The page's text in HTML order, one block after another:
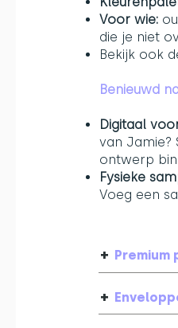
Voor wie:
die je niet
Bekijk ook
Benieuwd
Digitaal
van Jamie?
ontwerp
Fysieke
Voeg een
+ Premium
+